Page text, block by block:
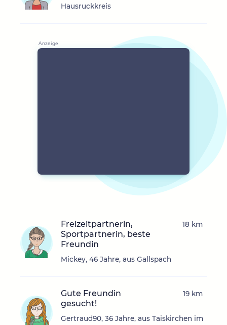
Hausruckkreis
Freizeitpartnerin,
Sportpartnerin, beste
Freundin
Mickey, 46 Jahre, aus Gallspach
18 km
Gute Freundin
gesucht!
Gertraud90, 36 Jahre, aus Taiskirchen im
19 km